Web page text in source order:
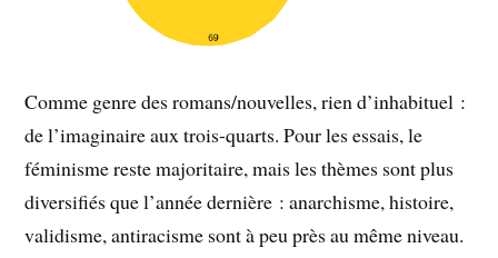
Comme genre des romans/nouvelles, rien d’inhabituel :
de l’imaginaire aux trois-quarts. Pour les essais, le
féminisme reste majoritaire, mais les thèmes sont plus
diversifiés que l’année dernière : anarchisme, histoire,
validisme, antiracisme sont à peu près au même niveau.